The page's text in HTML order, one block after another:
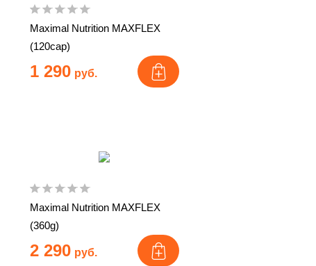
Maximal Nutrition MAXFLEX
(120cap)
1 290 руб.
Maximal Nutrition MAXFLEX
(360g)
2 290 руб.